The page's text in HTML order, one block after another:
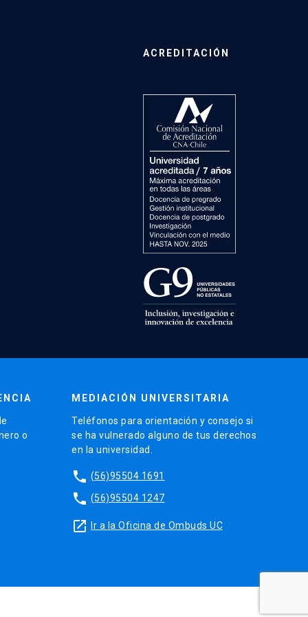
ACREDITACIÓN
o
MEDIACIÓN UNIVERSITARIA
Teléfonos para orientación y consejo si
se ha vulnerado alguno de tus derechos
en la universidad.
phone (56)95504 1691
phone (56)95504 1247
launch Ir a la Oficina de Ombuds UC